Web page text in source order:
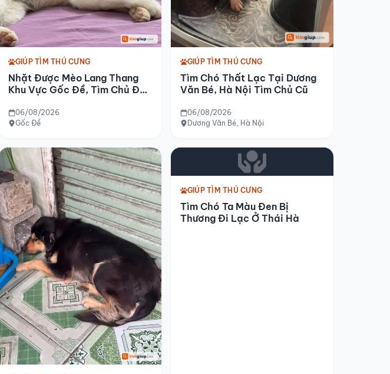
GIÚP TÌM THÚ CƯNG
Nhặt Được Mèo Lang Thang
Khu Vực Gốc Đề, Tìm Chủ Để
06/08/2026
Gốc Đề
GIÚP TÌM THÚ CƯNG
Tìm Chó Thất Lạc Tại Dương
Văn Bé, Hà Nội Tìm Chủ Cũ
06/08/2026
Dương Văn Bé, Hà Nội
GIÚP TÌM THÚ CƯNG
Tìm Chó Ta Màu Đen Bị
Thương Đi Lạc Ở Thái Hà